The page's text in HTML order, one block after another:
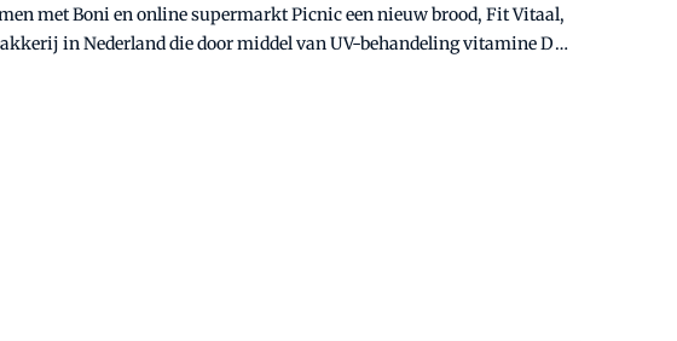
met Boni en online supermarkt Picnic een nieuw brood, Fit Vitaal,
in Nederland die door middel van UV-behandeling vitamine D